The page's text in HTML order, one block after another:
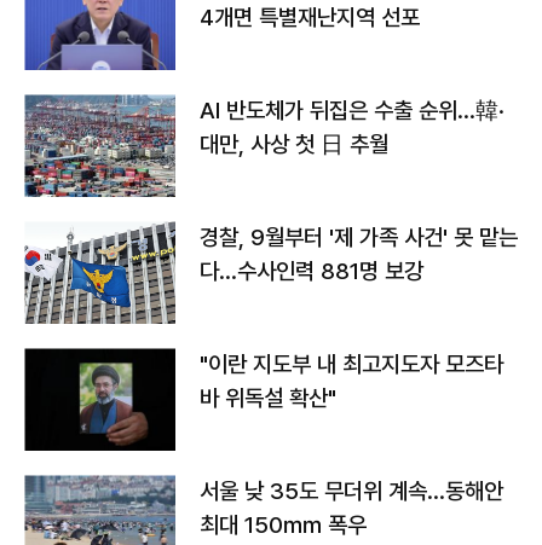
4개면 특별재난지역 선포
AI 반도체가 뒤집은 수출 순위…韓·
대만, 사상 첫 日 추월
경찰, 9월부터 '제 가족 사건' 못 맡는
다…수사인력 881명 보강
"이란 지도부 내 최고지도자 모즈타
바 위독설 확산"
서울 낮 35도 무더위 계속…동해안
최대 150㎜ 폭우